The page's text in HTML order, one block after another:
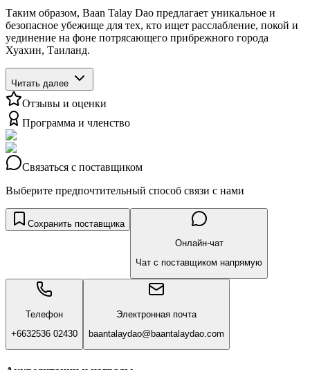
Таким образом, Baan Talay Dao предлагает уникальное и
безопасное убежище для тех, кто ищет расслабление, покой и
уединение на фоне потрясающего прибрежного города
Хуахин, Таиланд.
Читать далее
Отзывы и оценки
Программа и членство
Связаться с поставщиком
Выберите предпочтительный способ связи с нами
Сохранить поставщика
Онлайн-чат
Чат с поставщиком напрямую
Телефон
+6632536 02430
Электронная почта
baantalaydao@baantalaydao.com